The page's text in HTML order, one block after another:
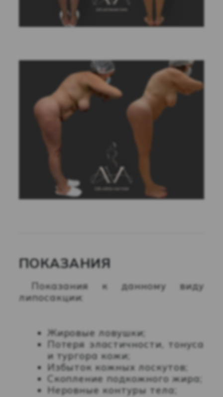
ПОКАЗАНИЯ
Показания к данному виду
липосакции:
Жировые ловушки;
Потеря эластичности, тонуса
и тургора кожи;
Избыток кожных лоскутов;
Скопление подкожного жира;
Неровные контуры тела;